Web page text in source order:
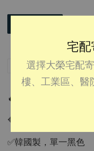
宅配
選擇大榮宅配
樓、工業區、醫
分享
🔥韓國預購：
🔷VIP會員代購價：
✅韓國製，單一黑色